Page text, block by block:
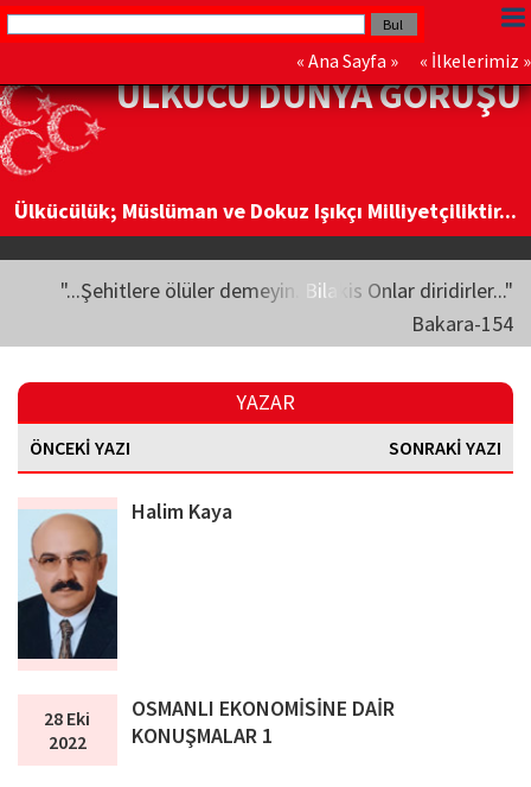
« Ana Sayfa » « İlkelerimiz »
ÜLKÜCÜ DÜNYA GÖRÜŞÜ
Ülkücülük; Müslüman ve Dokuz Işıkçı Milliyetçiliktir...
"...Şehitlere ölüler demeyin. Bilakis Onlar diridirler..."
Bakara-154
YAZAR
ÖNCEKİ YAZI SONRAKİ YAZI
Halim Kaya
28 Eki
2022
OSMANLI EKONOMİSİNE DAİR
KONUŞMALAR 1